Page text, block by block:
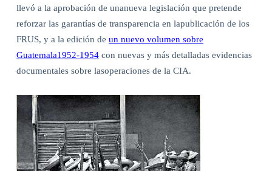
llevó a la aprobación de unanueva legislación que pretende
reforzar las garantías de transparencia en lapublicación de los
FRUS, y a la edición de un nuevo volumen sobre
Guatemala1952-1954con nuevas y más detalladas evidencias
documentales sobre lasoperaciones de la CIA.